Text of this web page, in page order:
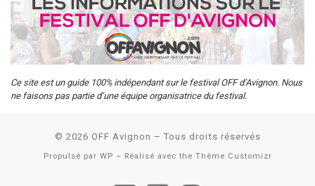
Ce site est un guide 100% indépendant sur le festival OFF d’Avignon. Nous
ne faisons pas partie d’une équipe organisatrice du festival.
© 2026 OFF Avignon – Tous droits réservés
Propulsé par WP – Réalisé avec the Thème Customizr